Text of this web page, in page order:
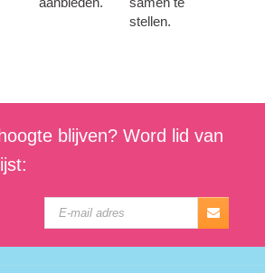
stellen.
blijven? Word lid van